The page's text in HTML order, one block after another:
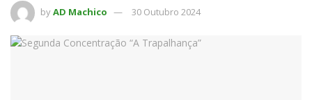
byAD Machico 30 Outubro 2024